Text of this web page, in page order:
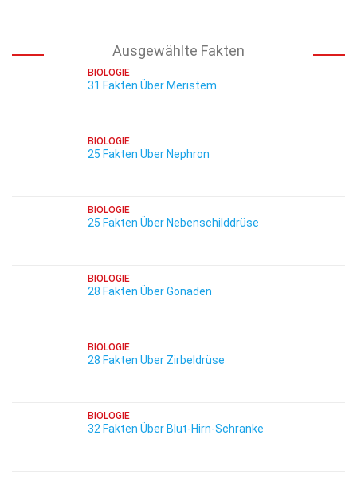
Ausgewählte Fakten
BIOLOGIE
31 Fakten Über Meristem
BIOLOGIE
25 Fakten Über Nephron
BIOLOGIE
25 Fakten Über Nebenschilddrüse
BIOLOGIE
28 Fakten Über Gonaden
BIOLOGIE
28 Fakten Über Zirbeldrüse
BIOLOGIE
32 Fakten Über Blut-Hirn-Schranke